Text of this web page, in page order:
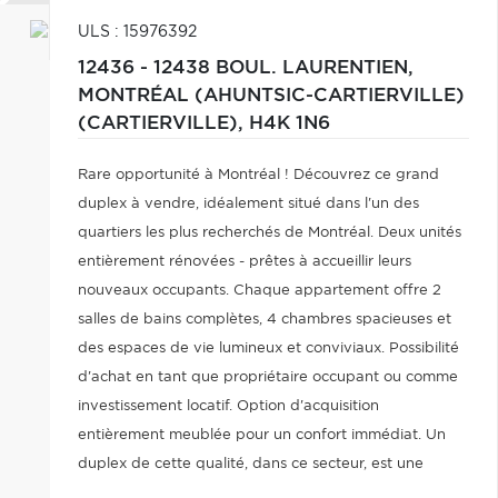
ULS : 15976392
12436 - 12438 BOUL. LAURENTIEN,
MONTRÉAL (AHUNTSIC-CARTIERVILLE)
(CARTIERVILLE), H4K 1N6
Rare opportunité à Montréal ! Découvrez ce grand
duplex à vendre, idéalement situé dans l'un des
quartiers les plus recherchés de Montréal. Deux unités
entièrement rénovées - prêtes à accueillir leurs
nouveaux occupants. Chaque appartement offre 2
salles de bains complètes, 4 chambres spacieuses et
des espaces de vie lumineux et conviviaux. Possibilité
d'achat en tant que propriétaire occupant ou comme
investissement locatif. Option d'acquisition
entièrement meublée pour un confort immédiat. Un
duplex de cette qualité, dans ce secteur, est une